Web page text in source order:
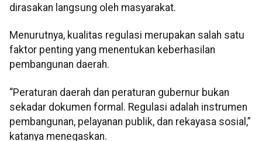
dirasakan langsung oleh masyarakat.
Menurutnya, kualitas regulasi merupakan salah satu
faktor penting yang menentukan keberhasilan
pembangunan daerah.
“Peraturan daerah dan peraturan gubernur bukan
sekadar dokumen formal. Regulasi adalah instrumen
pembangunan, pelayanan publik, dan rekayasa sosial,”
katanya menegaskan.